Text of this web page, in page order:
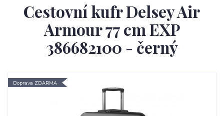
Cestovní kufr Delsey Air
Armour 77 cm EXP
386682100 - černý
Doprava ZDARMA